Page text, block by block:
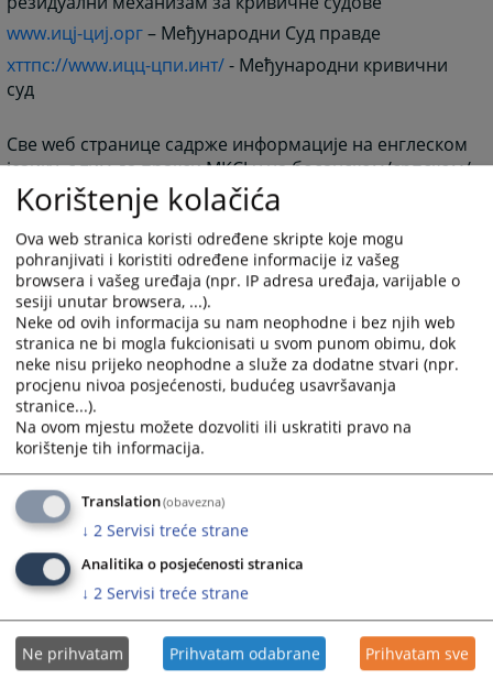
www.ицј-циј.орг– Међународни Суд правде
хттпс://www.ицц-цпи.инт/- Међународни кривични
суд
Све wеб странице садрже информације на енглеском
језику, с тим да пракси МКСЈ-у на босанском/српском/
хрватском језику можете приступити преко:
хттп://ицр.ицтy.орг/бцс/
6138ПРЕГЛЕДА
Линкови
Ovdje pristupite bazi sudskih odluka CSD-a
Korištenje kolačića
Ova web stranica koristi određene skripte koje mogu
pohranjivati i koristiti određene informacije iz vašeg
browsera i vašeg uređaja (npr. IP adresa uređaja, varijable o
sesiji unutar browsera, ...).
Neke od ovih informacija su nam neophodne i bez njih web
stranica ne bi mogla fukcionisati u svom punom obimu, dok
neke nisu prijeko neophodne a služe za dodatne stvari (npr.
procjenu nivoa posjećenosti, budućeg usavršavanja
stranice...).
Na ovom mjestu možete dozvoliti ili uskratiti pravo na
korištenje tih informacija.
Translation(obavezna)
↓ 2 Servisi treće strane
Analitika o posjećenosti stranica
↓ 2 Servisi treće strane
Ne prihvatam Prihvatam odabrane Prihvatam sve